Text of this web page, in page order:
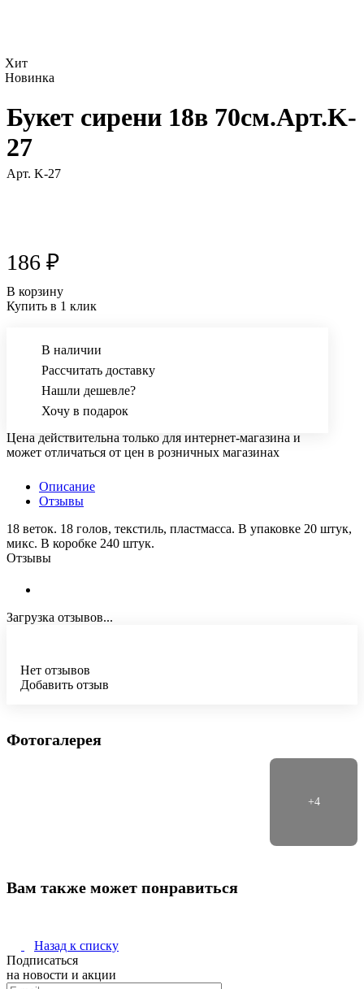
Хит
Новинка
Букет сирени 18в 70см.Арт.K-
27
Арт. K-27
186 ₽
В корзину
Купить в 1 клик
В наличии
Рассчитать доставку
Нашли дешевле?
Хочу в подарок
Цена действительна только для интернет-магазина и
может отличаться от цен в розничных магазинах
Описание
Отзывы
18 веток. 18 голов, текстиль, пластмасса. В упаковке 20 штук,
микс. В коробке 240 штук.
Отзывы
Загрузка отзывов...
Нет отзывов
Добавить отзыв
Фотогалерея
Вам также может понравиться
Назад к списку
Подписаться
на новости и акции